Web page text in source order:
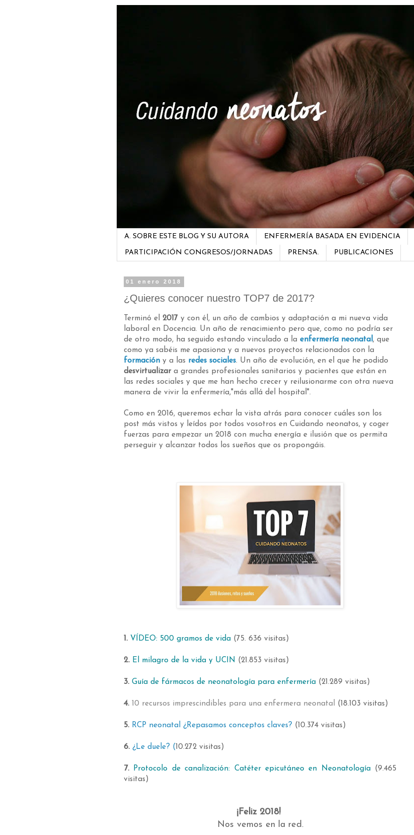
A. SOBRE ESTE BLOG Y SU AUTORA ENFERMERÍA BASADA EN EVIDENCIA
PARTICIPACIÓN CONGRESOS/JORNADAS PRENSA. PUBLICACIONES
01 enero 2018
¿Quieres conocer nuestro TOP7 de 2017?
Terminó el 2017 y con él, un año de cambios y adaptación a mi nueva vida
laboral en Docencia. Un año de renacimiento pero que, como no podría ser
de otro modo, ha seguido estando vinculado a la enfermería neonatal, que
como ya sabéis me apasiona y a nuevos proyectos relacionados con la
formación y a las redes sociales. Un año de evolución, en el que he podido
desvirtualizara grandes profesionales sanitarios y pacientes que están en
las redes sociales y que me han hecho crecer y reilusionarme con otra nueva
manera de vivir la enfermería,"más allá del hospital".
Como en 2016, queremos echar la vista atrás para conocer cuáles son los
post más vistos y leídos por todos vosotros en Cuidando neonatos, y coger
fuerzas para empezar un 2018 con mucha energía e ilusión que os permita
perseguir y alcanzar todos los sueños que os propongáis.
1. VÍDEO: 500 gramos de vida (75. 636 visitas)
2. El milagro de la vida y UCIN (21.853 visitas)
3. Guía de fármacos de neonatología para enfermería (21.289 visitas)
4. 10 recursos imprescindibles para una enfermera neonatal (18.103 visitas)
5. RCP neonatal ¿Repasamos conceptos claves? (10.374 visitas)
6. ¿Le duele? (10.272 visitas)
7. Protocolo de canalización: Catéter epicutáneo en Neonatología(9.465
visitas)
¡Feliz 2018!
Nos vemos en la red.